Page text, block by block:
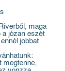
maga
a józan eszét
jobbat
megtenne,